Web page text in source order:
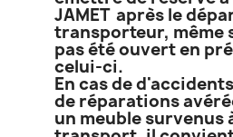
JAMET après le
transporteur, même
pas été ouvert en
celui-ci.
En cas de
de réparations
un meuble survenus